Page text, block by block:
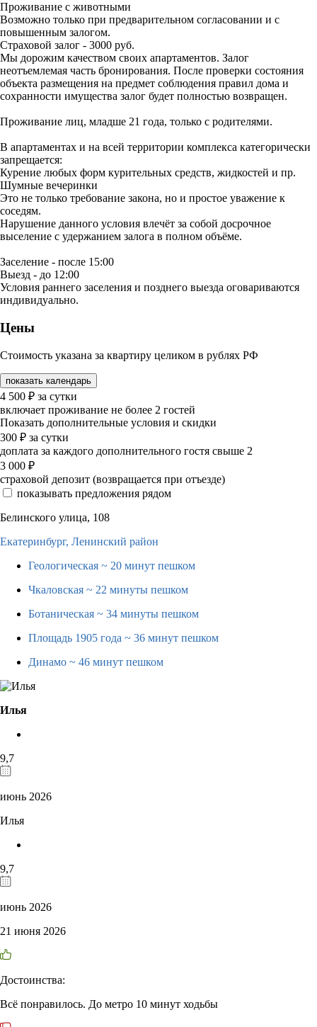
Проживание с животными
Возможно только при предварительном согласовании и с
повышенным залогом.
Страховой залог - 3000 руб.
Мы дорожим качеством своих апартаментов. Залог
неотъемлемая часть бронирования. После проверки состояния
объекта размещения на предмет соблюдения правил дома и
сохранности имущества залог будет полностью возвращен.
Проживание лиц, младше 21 года, только с родителями.
В апартаментах и на всей территории комплекса категорически
запрещается:
Курение любых форм курительных средств, жидкостей и пр.
Шумные вечеринки
Это не только требование закона, но и простое уважение к
соседям.
Нарушение данного условия влечёт за собой досрочное
выселение с удержанием залога в полном объёме.
Заселение - после 15:00
Выезд - до 12:00
Условия раннего заселения и позднего выезда оговариваются
индивидуально.
Цены
Стоимость указана за квартиру целиком в рублях РФ
показать календарь
4 500 ₽ за сутки
включает проживание не более 2 гостей
Показать дополнительные условия и скидки
300 ₽ за сутки
доплата за каждого дополнительного гостя свыше 2
3 000 ₽
страховой депозит (возвращается при отъезде)
показывать предложения рядом
Белинского улица, 108
Екатеринбург, Ленинский район
Геологическая ~ 20 минут пешком
Чкаловская ~ 22 минуты пешком
Ботаническая ~ 34 минуты пешком
Площадь 1905 года ~ 36 минут пешком
Динамо ~ 46 минут пешком
Илья
9,7
июнь 2026
Илья
9,7
июнь 2026
21 июня 2026
Достоинства:
Всё понравилось. До метро 10 минут ходьбы